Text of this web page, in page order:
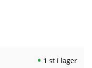
1 st i lager